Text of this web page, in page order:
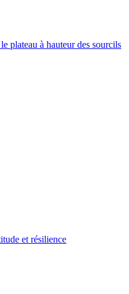
plateau à hauteur des sourcils
et résilience